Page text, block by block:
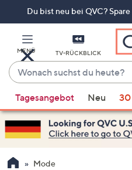
Du bist neu bei QVC?
MENÜ TV-RÜCKBLICK
Wonach
suchst
du
heute?
Vorschläge
verfügbar
sind,
verwenden
Sie
Tagesangebot Neu 30
Mode